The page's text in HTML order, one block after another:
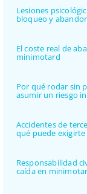
Lesiones
bloqueo y
El coste real de
minimotard
Por qué rodar sin
asumir un riesgo
Accidentes de
qué puede
Responsabilidad
caída en